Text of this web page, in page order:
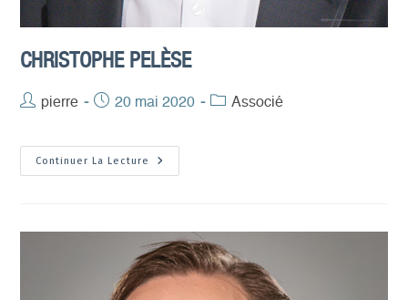
CHRISTOPHE PELÈSE
Auteur/autrice
la
publication :
pierre
Publication
20 mai 2020
PostAssocié
Continuer La Lecture
Christophe
Pelèse